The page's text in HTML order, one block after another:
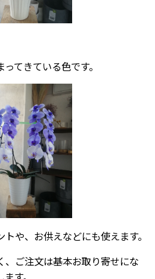
てきている色です。
や、お供えなどにも使えます。
、ご注文は基本お取り寄せにな